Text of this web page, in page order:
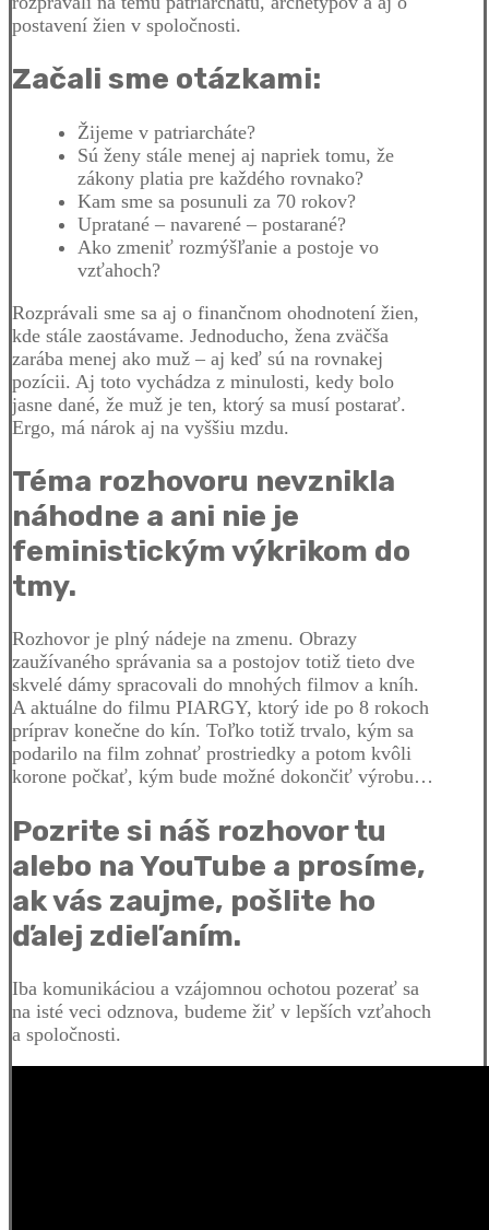
postavení žien v spoločnosti.
Začali sme otázkami:
Žijeme v patriarcháte?
Sú ženy stále menej aj napriek tomu, že
zákony platia pre každého rovnako?
Kam sme sa posunuli za 70 rokov?
Upratané – navarené – postarané?
Ako zmeniť rozmýšľanie a postoje vo
vzťahoch?
Rozprávali sme sa aj o finančnom ohodnotení žien,
kde stále zaostávame. Jednoducho, žena zväčša
zarába menej ako muž – aj keď sú na rovnakej
pozícii. Aj toto vychádza z minulosti, kedy bolo
jasne dané, že muž je ten, ktorý sa musí postarať.
Ergo, má nárok aj na vyššiu mzdu.
Téma rozhovoru nevznikla
náhodne a ani nie je
feministickým výkrikom do
tmy.
Rozhovor je plný nádeje na zmenu. Obrazy
zaužívaného správania sa a postojov totiž tieto dve
skvelé dámy spracovali do mnohých filmov a kníh.
A aktuálne do filmu PIARGY, ktorý ide po 8 rokoch
príprav konečne do kín. Toľko totiž trvalo, kým sa
podarilo na film zohnať prostriedky a potom kvôli
korone počkať, kým bude možné dokončiť výrobu…
Pozrite si náš rozhovor tu
alebo na YouTube a prosíme,
ak vás zaujme, pošlite ho
ďalej zdieľaním.
Iba komunikáciou a vzájomnou ochotou pozerať sa
na isté veci odznova, budeme žiť v lepších vzťahoch
a spoločnosti.